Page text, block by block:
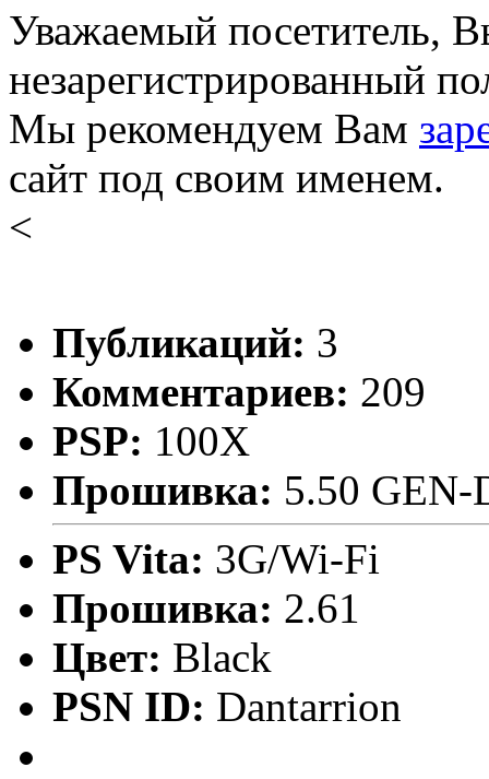
Уважаемый посетитель,
незарегистрированный
Мы рекомендуем Вам
сайт под своим именем.
<
Публикаций: 3
Комментариев: 209
PSP: 100X
Прошивка: 5.50 GEN-
PS Vita: 3G/Wi-Fi
Прошивка: 2.61
Цвет: Black
PSN ID: Dantarrion